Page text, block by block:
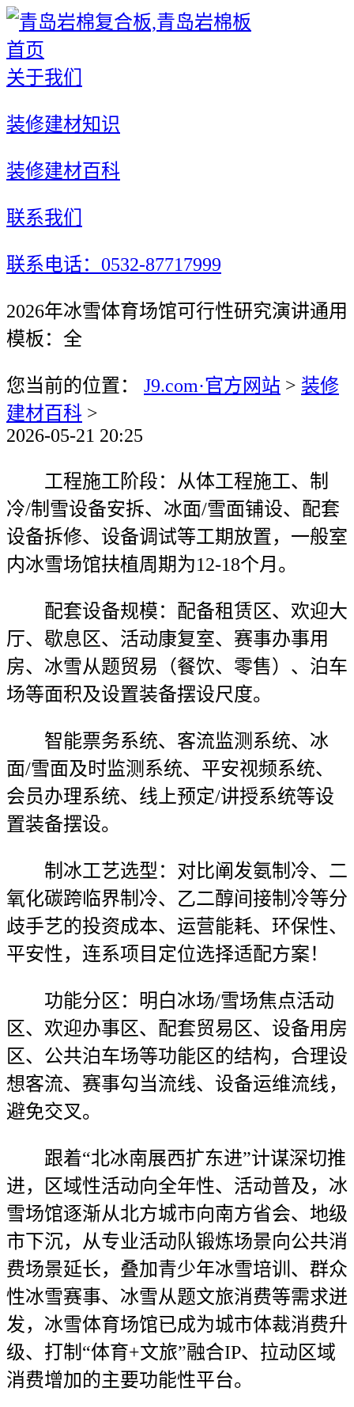
首页
关于我们
装修建材知识
装修建材百科
联系我们
联系电话：0532-87717999
2026年冰雪体育场馆可行性研究演讲通用
模板：全
您当前的位置： J9.com·官方网站 > 装修
建材百科 >
2026-05-21 20:25
工程施工阶段：从体工程施工、制
冷/制雪设备安拆、冰面/雪面铺设、配套
设备拆修、设备调试等工期放置，一般室
内冰雪场馆扶植周期为12-18个月。
配套设备规模：配备租赁区、欢迎大
厅、歇息区、活动康复室、赛事办事用
房、冰雪从题贸易（餐饮、零售）、泊车
场等面积及设置装备摆设尺度。
智能票务系统、客流监测系统、冰
面/雪面及时监测系统、平安视频系统、
会员办理系统、线上预定/讲授系统等设
置装备摆设。
制冰工艺选型：对比阐发氨制冷、二
氧化碳跨临界制冷、乙二醇间接制冷等分
歧手艺的投资成本、运营能耗、环保性、
平安性，连系项目定位选择适配方案！
功能分区：明白冰场/雪场焦点活动
区、欢迎办事区、配套贸易区、设备用房
区、公共泊车场等功能区的结构，合理设
想客流、赛事勾当流线、设备运维流线，
避免交叉。
跟着“北冰南展西扩东进”计谋深切推
进，区域性活动向全年性、活动普及，冰
雪场馆逐渐从北方城市向南方省会、地级
市下沉，从专业活动队锻炼场景向公共消
费场景延长，叠加青少年冰雪培训、群众
性冰雪赛事、冰雪从题文旅消费等需求迸
发，冰雪体育场馆已成为城市体裁消费升
级、打制“体育+文旅”融合IP、拉动区域
消费增加的主要功能性平台。